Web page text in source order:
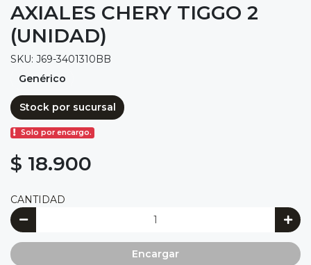
AXIALES CHERY TIGGO 2
(UNIDAD)
SKU: J69-3401310BB
Genérico
Stock por sucursal
Solo por encargo.
$ 18.900
CANTIDAD
Encargar